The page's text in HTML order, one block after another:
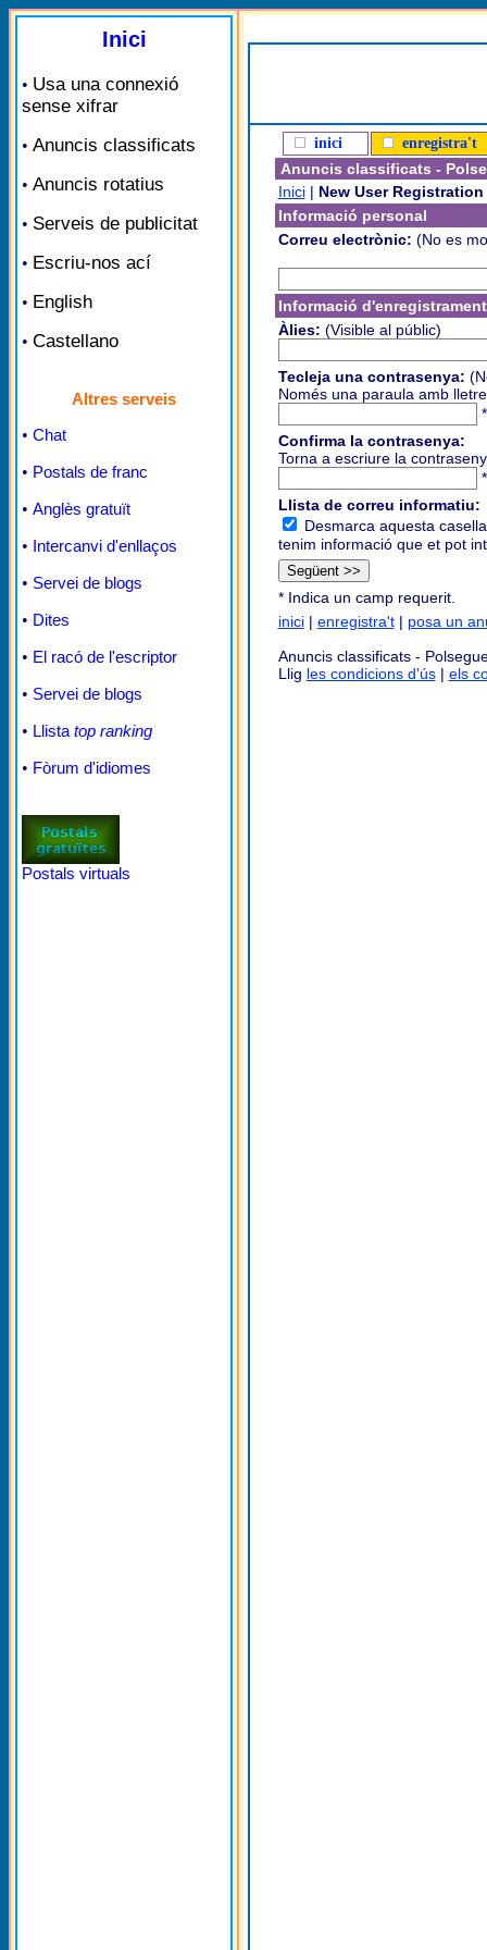
Inici
• Usa una connexió
sense xifrar
• Anuncis classificats
• Anuncis rotatius
• Serveis de publicitat
• Escriu-nos ací
• English
• Castellano
Altres serveis
• Chat
• Postals de franc
• Anglès gratuït
• Intercanvi d'enllaços
• Servei de blogs
• Dites
• El racó de l'escriptor
• Servei de blogs
• Llista top ranking
• Fòrum d'idiomes
Postals virtuals
inici enregistra't
Anuncis classificats -
Inici| New User Registration
Informació personal
Correu electrònic: (No es
Informació d'enregistrament
Àlies: (Visible al públic)
Tecleja una contrasenya:
Només una paraula amb
*
Confirma la contrasenya:
Torna a escriure la
*
Llista de correu informatiu:
Desmarca aquesta
tenim informació que et pot
* Indica un camp requerit.
inici| enregistra't| posa un
Anuncis classificats -
Llig les condicions d'ús| els